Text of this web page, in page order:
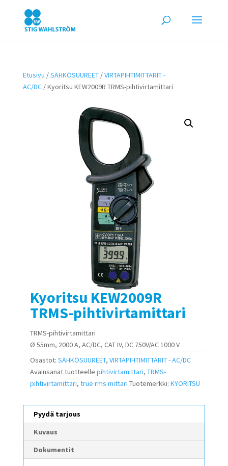
Etusivu /SÄHKÖSUUREET/VIRTAPIHTIMITTARIT -
AC/DC/ Kyoritsu KEW2009R TRMS-pihtivirtamittari
Kyoritsu KEW2009R
TRMS-pihtivirtamittari
TRMS-pihtivirtamittari
Ø 55mm, 2000 A, AC/DC, CAT IV, DC 750V/AC 1000 V
Osastot: SÄHKÖSUUREET, VIRTAPIHTIMITTARIT - AC/DC
Avainsanat tuotteelle pihtivirtamittari, TRMS-
pihtivirtamittari, true rms mittari Tuotemerkki: KYORITSU
Pyydä tarjous
Kuvaus
Dokumentit